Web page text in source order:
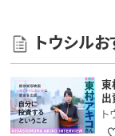
トウシル
東
ト